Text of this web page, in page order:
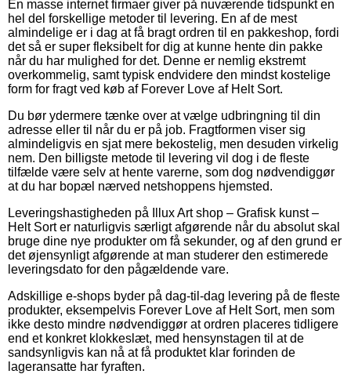
En masse internet firmaer giver på nuværende tidspunkt en
hel del forskellige metoder til levering. En af de mest
almindelige er i dag at få bragt ordren til en pakkeshop, fordi
det så er super fleksibelt for dig at kunne hente din pakke
når du har mulighed for det. Denne er nemlig ekstremt
overkommelig, samt typisk endvidere den mindst kostelige
form for fragt ved køb af Forever Love af Helt Sort.
Du bør ydermere tænke over at vælge udbringning til din
adresse eller til når du er på job. Fragtformen viser sig
almindeligvis en sjat mere bekostelig, men desuden virkelig
nem. Den billigste metode til levering vil dog i de fleste
tilfælde være selv at hente varerne, som dog nødvendiggør
at du har bopæl nærved netshoppens hjemsted.
Leveringshastigheden på Illux Art shop – Grafisk kunst –
Helt Sort er naturligvis særligt afgørende når du absolut skal
bruge dine nye produkter om få sekunder, og af den grund er
det øjensynligt afgørende at man studerer den estimerede
leveringsdato for den pågældende vare.
Adskillige e-shops byder på dag-til-dag levering på de fleste
produkter, eksempelvis Forever Love af Helt Sort, men som
ikke desto mindre nødvendiggør at ordren placeres tidligere
end et konkret klokkeslæt, med hensynstagen til at de
sandsynligvis kan nå at få produktet klar forinden de
lageransatte har fyraften.